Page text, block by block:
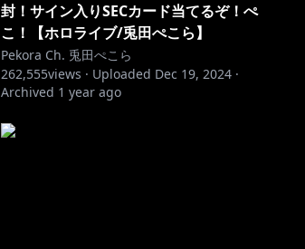
封！サイン入りSECカード当てるぞ！ぺ
こ！【ホロライブ/兎田ぺこら】
Pekora Ch. 兎田ぺこら
262,555views · Uploaded Dec 19, 2024 ·
Archived 1 year ago